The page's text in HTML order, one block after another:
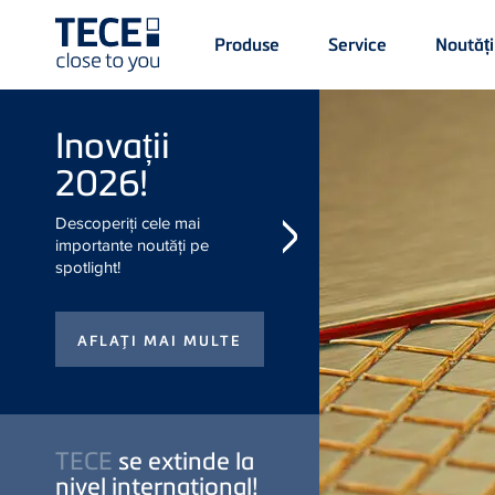
Main
Menü
1
Produse Service Noutăți
Inovații 2026!
Descoperiți cele mai
importante noutăți pe
spotlight!
TECEse
extinde la
international!
Achizitie strategica